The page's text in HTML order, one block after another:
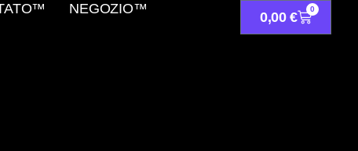
NEGOZIO™
0,00€
0